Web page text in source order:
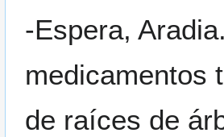
-Espera,
medicamentos
de raíces de